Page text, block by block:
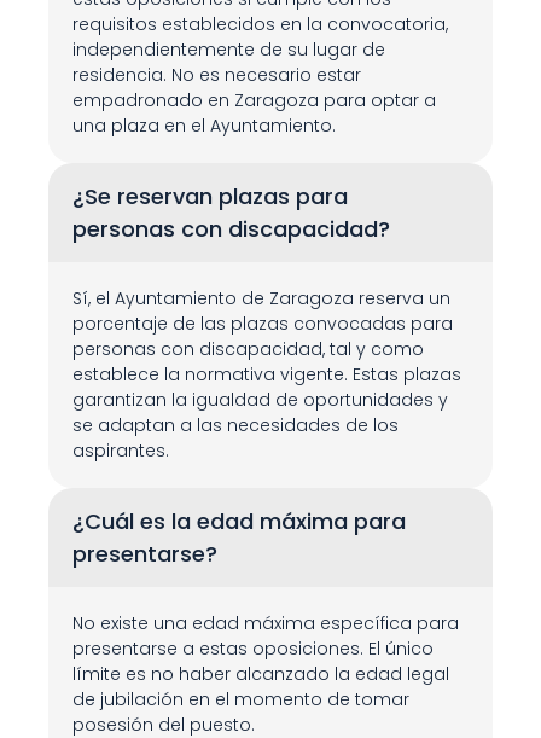
requisitos establecidos en la convocatoria,
independientemente de su lugar de
residencia. No es necesario estar
empadronado en Zaragoza para optar a
una plaza en el Ayuntamiento.
¿Se reservan plazas para
personas con discapacidad?
Sí, el Ayuntamiento de Zaragoza reserva un
porcentaje de las plazas convocadas para
personas con discapacidad, tal y como
establece la normativa vigente. Estas plazas
garantizan la igualdad de oportunidades y
se adaptan a las necesidades de los
aspirantes.
¿Cuál es la edad máxima para
presentarse?
No existe una edad máxima específica para
presentarse a estas oposiciones. El único
límite es no haber alcanzado la edad legal
de jubilación en el momento de tomar
posesión del puesto.